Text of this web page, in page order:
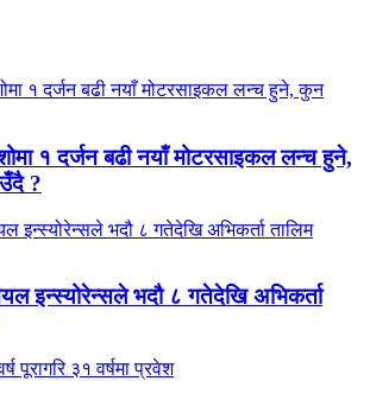
१ दर्जन बढी नयाँ मोटरसाइकल लन्च हुने,
?
इन्स्योरेन्सले भदौ ८ गतेदेखि अभिकर्ता